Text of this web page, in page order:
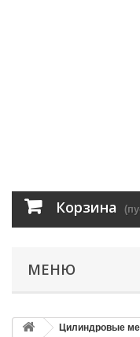
Корзина
МЕНЮ
Цилиндровые